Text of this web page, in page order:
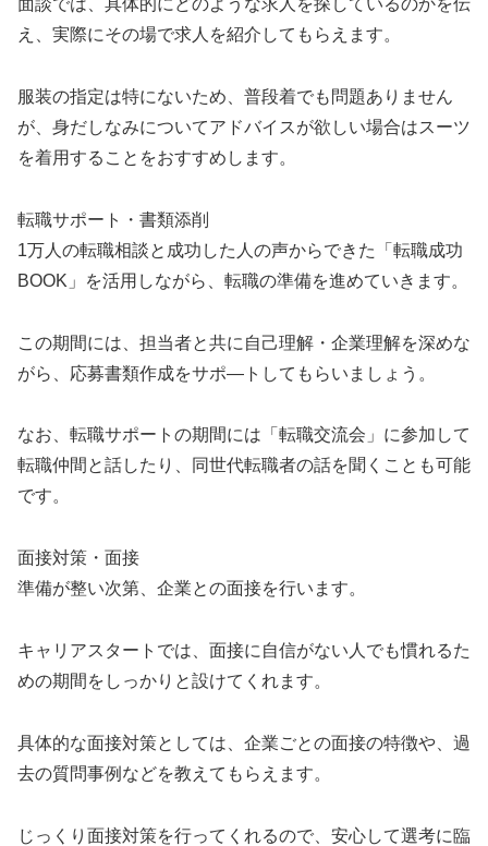
面談では、具体的にどのような求人を探しているのかを伝
え、実際にその場で求人を紹介してもらえます。
服装の指定は特にないため、普段着でも問題ありません
が、身だしなみについてアドバイスが欲しい場合はスーツ
を着用することをおすすめします。
転職サポート・書類添削
1万人の転職相談と成功した人の声からできた「転職成功
BOOK」を活用しながら、転職の準備を進めていきます。
この期間には、担当者と共に自己理解・企業理解を深めな
がら、応募書類作成をサポ―トしてもらいましょう。
なお、転職サポートの期間には「転職交流会」に参加して
転職仲間と話したり、同世代転職者の話を聞くことも可能
です。
面接対策・面接
準備が整い次第、企業との面接を行います。
キャリアスタートでは、面接に自信がない人でも慣れるた
めの期間をしっかりと設けてくれます。
具体的な面接対策としては、企業ごとの面接の特徴や、過
去の質問事例などを教えてもらえます。
じっくり面接対策を行ってくれるので、安心して選考に臨